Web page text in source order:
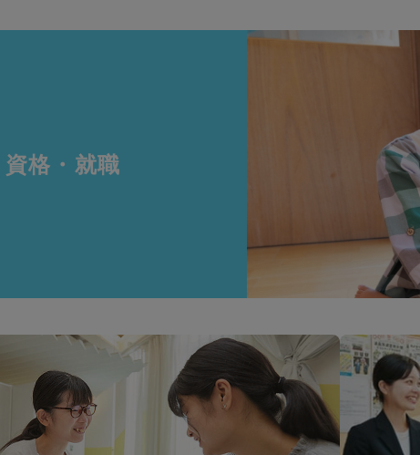
資格・就職